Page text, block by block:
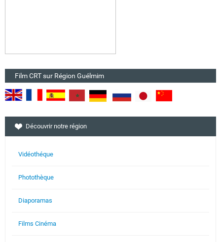
Film CRT sur Région Guélmim
Découvrir notre région
Vidéothéque
Photothèque
Diaporamas
Films Cinéma